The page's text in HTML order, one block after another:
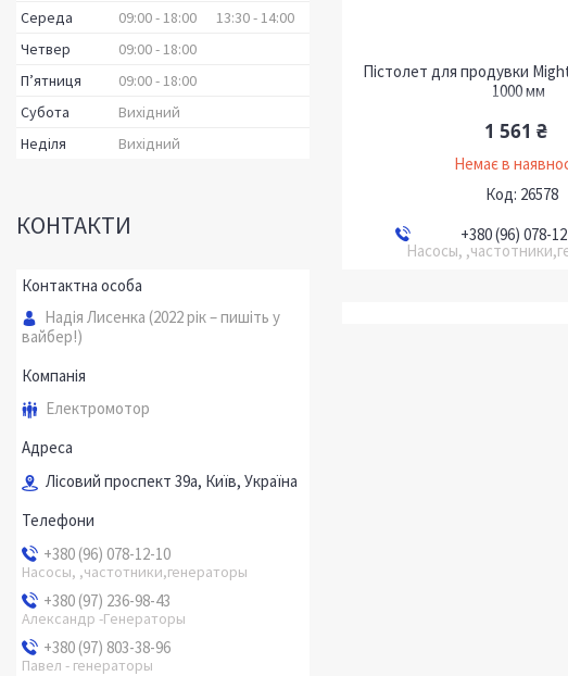
Пістолет для продувки
1000 мм
1 561 ₴
Немає в
26578
+380 (96) 078-
Насосы,
Середа
09:00 18:00 13:30 14:00
Четвер
09:00 18:00
Пʼятниця
09:00 18:00
Субота
Вихідний
Неділя
Вихідний
КОНТАКТИ
Надія Лисенка (2022 рік – пишіть у
вайбер!)
Електромотор
Лісовий проспект 39а, Київ, Україна
+380 (96) 078-12-10
Насосы, ,частотники,генераторы
+380 (97) 236-98-43
Александр -Генераторы
+380 (97) 803-38-96
Павел - генераторы